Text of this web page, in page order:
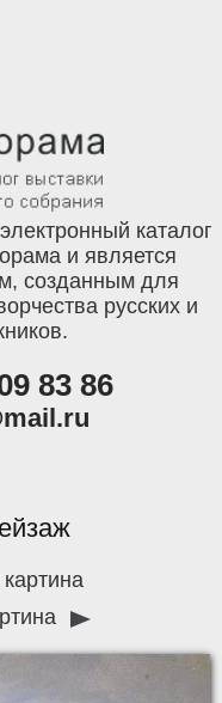
каталог
и является
созданным для
русских и
83 86